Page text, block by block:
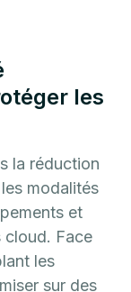
les
la réduction
modalités
et
cloud. Face
les
sur des